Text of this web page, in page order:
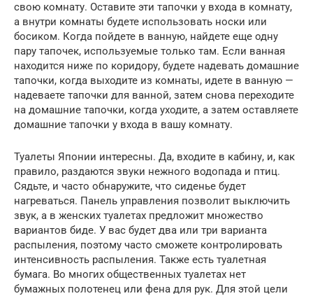
свою комнату. Оставите эти тапочки у входа в комнату,
а внутри комнаты будете использовать носки или
босиком. Когда пойдете в ванную, найдете еще одну
пару тапочек, используемые только там. Если ванная
находится ниже по коридору, будете надевать домашние
тапочки, когда выходите из комнаты, идете в ванную —
надеваете тапочки для ванной, затем снова переходите
на домашние тапочки, когда уходите, а затем оставляете
домашние тапочки у входа в вашу комнату.
Туалеты Японии интересны. Да, входите в кабину, и, как
правило, раздаются звуки нежного водопада и птиц.
Сядьте, и часто обнаружите, что сиденье будет
нагреваться. Панель управления позволит выключить
звук, а в женских туалетах предложит множество
вариантов биде. У вас будет два или три варианта
распыления, поэтому часто сможете контролировать
интенсивность распыления. Также есть туалетная
бумага. Во многих общественных туалетах нет
бумажных полотенец или фена для рук. Для этой цели